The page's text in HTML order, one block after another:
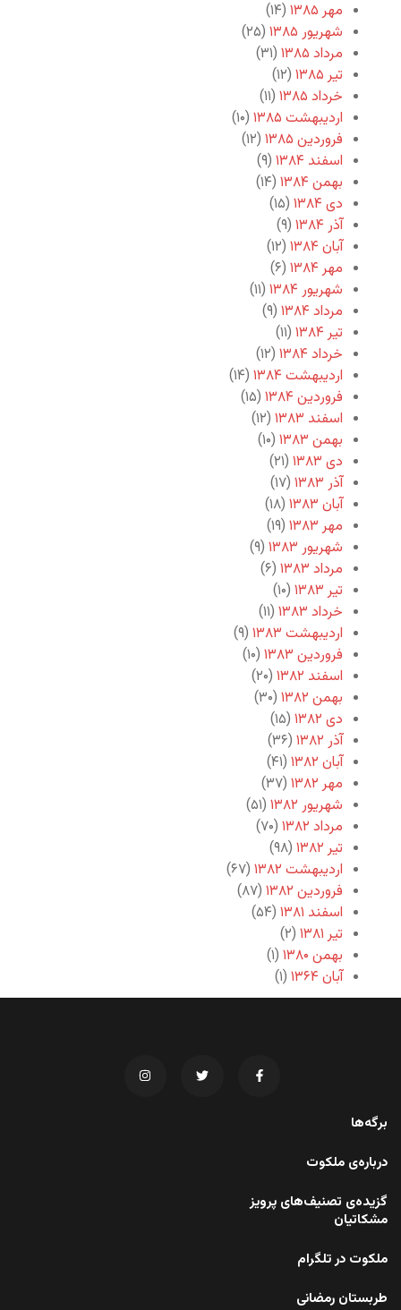
مهر ۱۳۸۵
(۱۴)
شهریور ۱۳۸۵
(۲۵)
مرداد ۱۳۸۵
(۳۱)
تیر ۱۳۸۵
(۱۲)
خرداد ۱۳۸۵
(۱۱)
اردیبهشت ۱۳۸۵
(۱۰)
فروردین ۱۳۸۵
(۱۲)
اسفند ۱۳۸۴
(۹)
بهمن ۱۳۸۴
(۱۴)
دی ۱۳۸۴
(۱۵)
آذر ۱۳۸۴
(۹)
آبان ۱۳۸۴
(۱۲)
مهر ۱۳۸۴
(۶)
شهریور ۱۳۸۴
(۱۱)
مرداد ۱۳۸۴
(۹)
تیر ۱۳۸۴
(۱۱)
خرداد ۱۳۸۴
(۱۲)
اردیبهشت ۱۳۸۴
(۱۴)
فروردین ۱۳۸۴
(۱۵)
اسفند ۱۳۸۳
(۱۲)
بهمن ۱۳۸۳
(۱۰)
دی ۱۳۸۳
(۲۱)
آذر ۱۳۸۳
(۱۷)
آبان ۱۳۸۳
(۱۸)
مهر ۱۳۸۳
(۱۹)
شهریور ۱۳۸۳
(۹)
مرداد ۱۳۸۳
(۶)
تیر ۱۳۸۳
(۱۰)
خرداد ۱۳۸۳
(۱۱)
اردیبهشت ۱۳۸۳
(۹)
فروردین ۱۳۸۳
(۱۰)
اسفند ۱۳۸۲
(۲۰)
بهمن ۱۳۸۲
(۳۰)
دی ۱۳۸۲
(۱۵)
آذر ۱۳۸۲
(۳۶)
آبان ۱۳۸۲
(۴۱)
مهر ۱۳۸۲
(۳۷)
شهریور ۱۳۸۲
(۵۱)
مرداد ۱۳۸۲
(۷۰)
تیر ۱۳۸۲
(۹۸)
اردیبهشت ۱۳۸۲
(۶۷)
فروردین ۱۳۸۲
(۸۷)
اسفند ۱۳۸۱
(۵۴)
تیر ۱۳۸۱
(۲)
بهمن ۱۳۸۰
(۱)
آبان ۱۳۶۴
(۱)
برگه‌ها
درباره‌ی ملکوت
گزیده‌ی تصنیف‌های پرویز
مشکاتیان
ملکوت در تلگرام
طربستان رمضانی